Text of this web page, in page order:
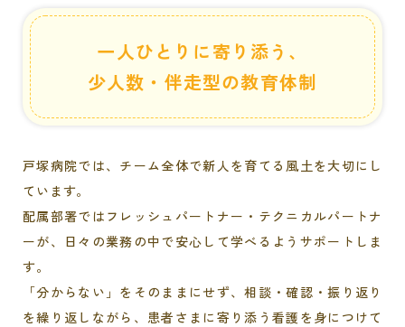
一人ひとりに寄り添う、
少人数・伴走型の教育体制
戸塚病院では、チーム全体で新人を育てる風土を大切にし
ています。
配属部署ではフレッシュパートナー・テクニカルパートナ
ーが、日々の業務の中で安心して学べるようサポートしま
す。
「分からない」をそのままにせず、相談・確認・振り返り
を繰り返しながら、患者さまに寄り添う看護を身につけて